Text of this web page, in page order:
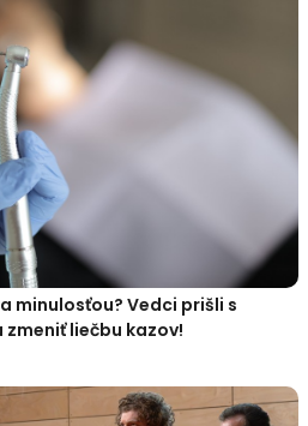
minulosťou? Vedci prišli s
liečbu kazov!